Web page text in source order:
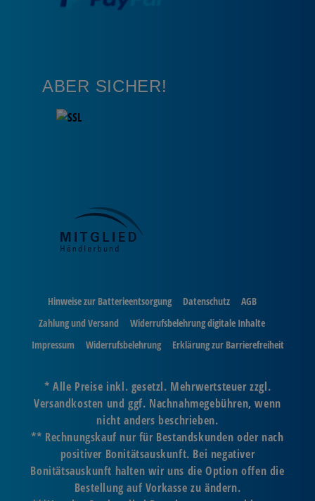
ABER SICHER!
Hinweise zur Batterieentsorgung Datenschutz
AGB
Zahlung und Versand
Widerrufsbelehrung digitale Inhalte
Impressum
Widerrufsbelehrung Erklärung zur Barrierefreiheit
* Alle Preise inkl. gesetzl. Mehrwertsteuer zzgl.
Versandkosten und ggf. Nachnahmegebühren, wenn
nicht anders beschrieben.
** Rechnungskauf nur für Bestandskunden oder nach
positiver Bonitätsauskunft. Bei negativer
Bonitätsauskunft halten wir uns die Option offen die
Bestellung auf Vorkasse zu ändern.